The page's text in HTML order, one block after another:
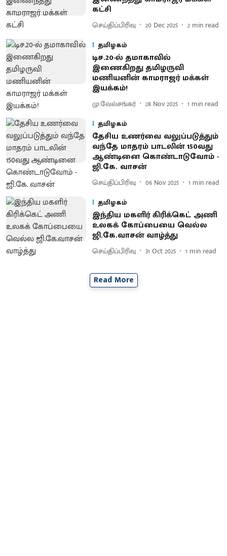
கட்சி
செய்திப்பிரிவு 20 Dec 2025 2 min read
தமிழகம்
டிச.20-ல் தமாகாவில்
இணைகிறது தமிழருவி
மணியனின் காமராஜர் மக்கள்
இயக்கம்!
மு.வேல்சங்கர் 28 Nov 2025 1 min read
தமிழகம்
தேசிய உணர்வை வலுப்படுத்தும்
வந்தே மாதரம் பாடலின் 150வது
ஆண்டினை கொண்டாடுவோம் -
ஜி.கே. வாசன்
செய்திப்பிரிவு 06 Nov 2025 1 min read
தமிழகம்
இந்திய மகளிர் கிரிக்கெட் அணி
உலகக் கோப்பையை வெல்ல
ஜி.கே.வாசன் வாழ்த்து
செய்திப்பிரிவு 31 Oct 2025 1 min read
Read More